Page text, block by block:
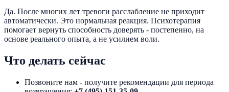
Да. После многих лет тревоги расслабление не приходит
автоматически. Это нормальная реакция. Психотерапия
помогает вернуть способность доверять - постепенно, на
основе реального опыта, а не усилием воли.
Что делать сейчас
Позвоните нам - получите рекомендации для периода